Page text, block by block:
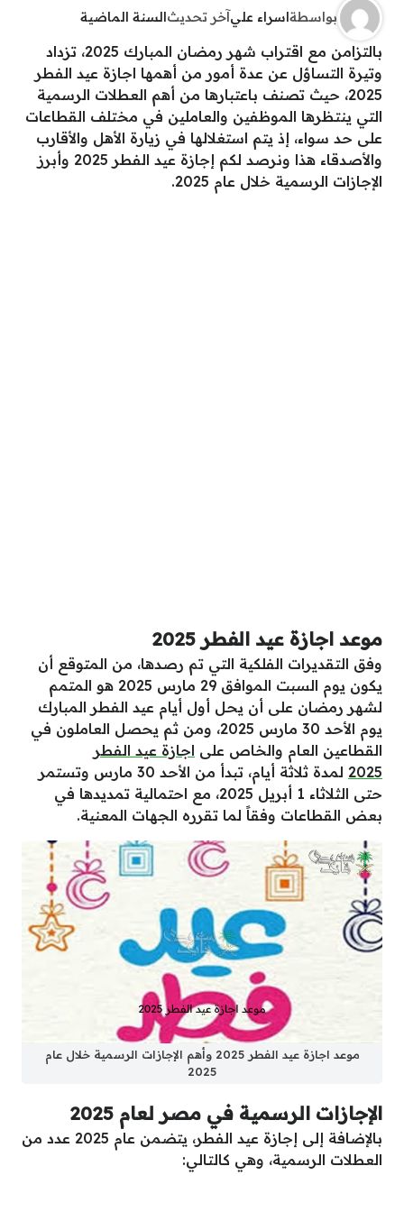
بواسطةاسراء عليآخر تحديثالسنة الماضية
بالتزامن مع اقتراب شهر رمضان المبارك 2025، تزداد
وتيرة التساؤل عن عدة أمور من أهمها اجازة عيد الفطر
2025، حيث تصنف باعتبارها من أهم العطلات الرسمية
التي ينتظرها الموظفين والعاملين في مختلف القطاعات
على حد سواء، إذ يتم استغلالها في زيارة الأهل والأقارب
والأصدقاء هذا ونرصد لكم إجازة عيد الفطر 2025 وأبرز
الإجازات الرسمية خلال عام 2025.
موعد اجازة عيد الفطر 2025
وفق التقديرات الفلكية التي تم رصدها، من المتوقع أن
يكون يوم السبت الموافق 29 مارس 2025 هو المتمم
لشهر رمضان على أن يحل أول أيام عيد الفطر المبارك
يوم الأحد 30 مارس 2025، ومن ثم يحصل العاملون في
القطاعين العام والخاص على اجازة عيد الفطر
2025
لمدة ثلاثة أيام، تبدأ من الأحد 30 مارس وتستمر
حتى الثلاثاء 1 أبريل 2025، مع احتمالية تمديدها في
بعض القطاعات وفقاً لما تقرره الجهات المعنية.
موعد اجازة عيد الفطر 2025 وأهم الإجازات الرسمية خلال عام
2025
الإجازات الرسمية في مصر لعام 2025
بالإضافة إلى إجازة عيد الفطر، يتضمن عام 2025 عدد من
العطلات الرسمية، وهي كالتالي: